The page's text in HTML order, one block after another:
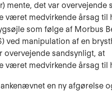
mente, det var overvejende
været medvirkende årsag til
som følge af Morbus
ved manipulation af en
overvejende sandsynligt, at
været medvirkende årsag til
en ny afgørelse